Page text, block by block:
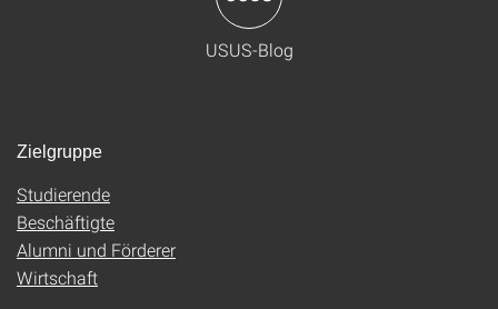
USUS-Blog
Zielgruppe
Studierende
Beschäftigte
Alumni und Förderer
Wirtschaft